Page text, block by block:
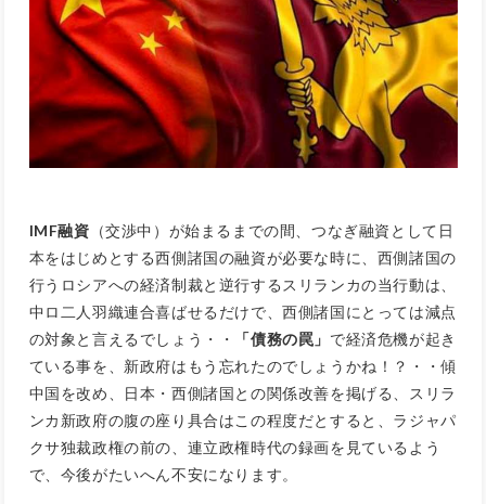
IMF融資 （交渉中）が始まるまでの間、つなぎ融資として日
本をはじめとする西側諸国の融資が必要な時に、西側諸国の
行うロシアへの経済制裁と逆行するスリランカの当行動は、
中ロ二人羽織連合喜ばせるだけで、西側諸国にとっては減点
の対象と言えるでしょう・・
「債務の罠」 で経済危機が起き
ている事を、新政府はもう忘れたのでしょうかね！？・・傾
中国を改め、日本・西側諸国との関係改善を掲げる、スリラ
ンカ新政府の腹の座り具合はこの程度だとすると、ラジャパ
クサ独裁政権の前の、連立政権時代の録画を見ているよう
で、今後がたいへん不安になります。